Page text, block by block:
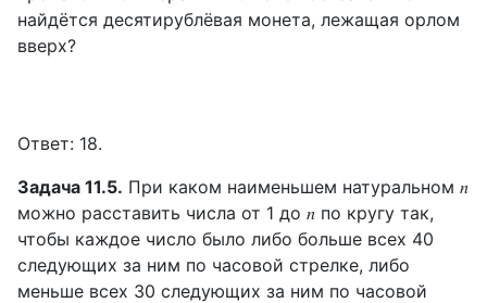
найдётся десятирублёвая монета, лежащая орлом
вверх?
Ответ: 18.
Задача 11.5. При каком наименьшем натуральном 𝑛
можно расставить числа от 1 до 𝑛 по кругу так,
чтобы каждое число было либо больше всех 40
следующих за ним по часовой стрелке, либо
меньше всех 30 следующих за ним по часовой